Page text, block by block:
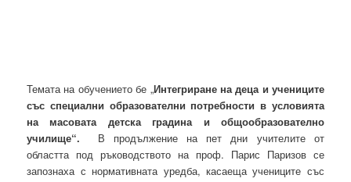
Темата на обучението бе „Интегриране на деца и учениците
със специални образователни потребности в условията
на масовата детска градина и общообразователно
училище“. В продължение на пет дни учителите от
областта под ръководството на проф. Парис Паризов се
запознаха с нормативната уредба, касаеща учениците със